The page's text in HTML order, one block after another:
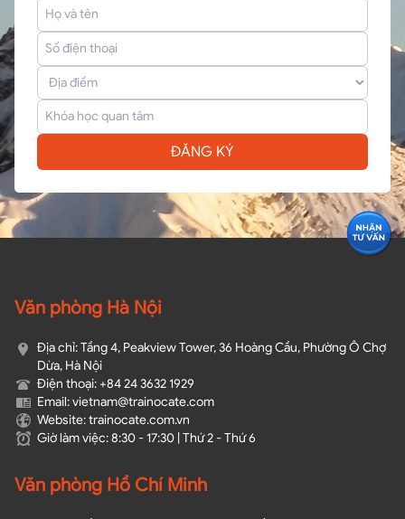
ĐĂNG KÝ
Văn phòng Hà Nội
Địa chỉ: Tầng 4, Peakview Tower, 36 Hoàng Cầu, Phường Ô Chợ
Dừa, Hà Nội
Điện thoại: +84 24 3632 1929
Email: vietnam@trainocate.com​
Website: trainocate.com.vn
Giờ làm việc: 8:30 - 17:30 | Thứ 2 - Thứ 6
Văn phòng Hồ Chí Minh